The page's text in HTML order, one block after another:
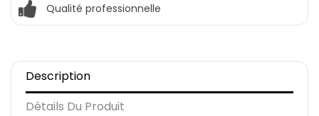
Qualité professionnelle
Description
Détails Du Produit